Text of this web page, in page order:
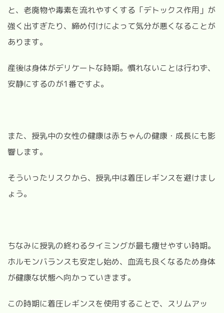
と、老廃物や毒素を流れやすくする「デトックス作用」が
強く出すぎたり、締め付けによって気分が悪くなることが
あります。
産後は身体がデリケートな時期。慣れないことは行わず、
安静にするのが1番ですよ。
また、授乳中の女性の健康は赤ちゃんの健康・成長にも影
響します。
そういったリスクから、授乳中は着圧レギンスを避けまし
ょう。
ちなみに授乳の終わるタイミングが最も痩せやすい時期。
ホルモンバランスも安定し始め、血流も良くなるため身体
が健康な状態へ向かっていきます。
この時期に着圧レギンスを使用することで、スリムアッ